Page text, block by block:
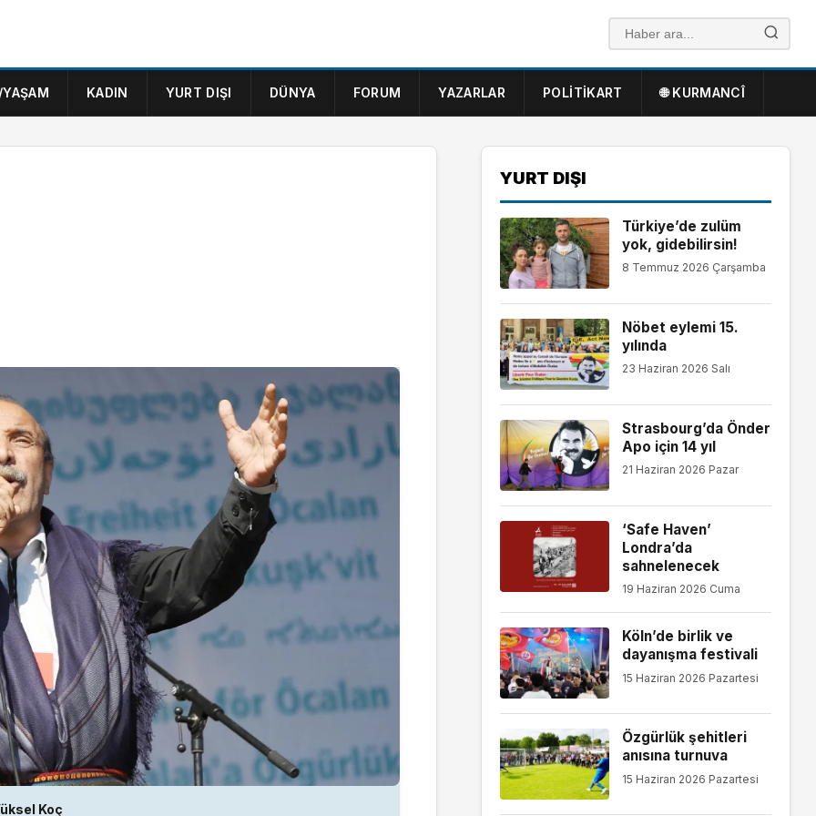
KADIN YURT DIŞI DÜNYA FORUM YAZARLAR POLITIKART 🌐 KURMANCÎ
Koç
YURT DIŞI
Türkiye’de zulüm
yok, gidebilirsin!
8 Temmuz 2026 Çarşamba
Nöbet eylemi 15.
yılında
23 Haziran 2026 Salı
Strasbourg’da Önder
Apo için 14 yıl
21 Haziran 2026 Pazar
‘Safe Haven’
Londra’da
sahnelenecek
19 Haziran 2026 Cuma
Köln’de birlik ve
dayanışma festivali
15 Haziran 2026 Pazartesi
Özgürlük şehitleri
anısına turnuva
15 Haziran 2026 Pazartesi